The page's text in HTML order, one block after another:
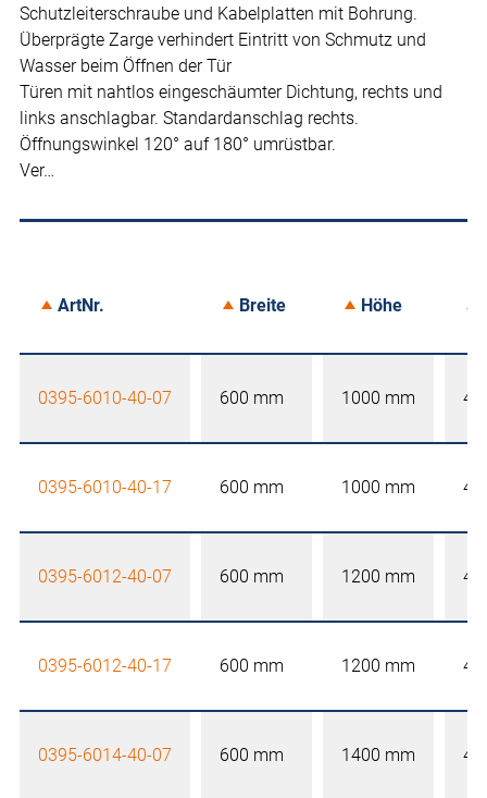
Schutzleiterschraube und Kabelplatten mit Bohrung.
Überprägte Zarge verhindert Eintritt von Schmutz und
Wasser beim Öffnen der Tür
Türen mit nahtlos eingeschäumter Dichtung, rechts und
links anschlagbar. Standardanschlag rechts.
Öffnungswinkel 120° auf 180° umrüstbar.
Ver…
ArtNr. Breite Höhe
0395-6010-40-07 600 mm 1000 mm
0395-6010-40-17 600 mm 1000 mm
0395-6012-40-07 600 mm 1200 mm
0395-6012-40-17 600 mm 1200 mm
0395-6014-40-07 600 mm 1400 mm